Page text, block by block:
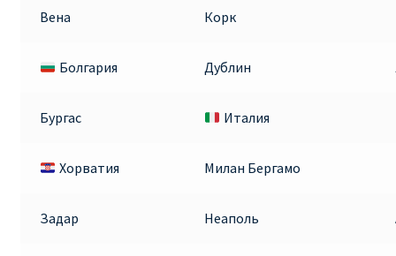
Вена Корк
Болгария Дублин
Бургас Италия
Хорватия Милан Бергамо
Задар Неаполь